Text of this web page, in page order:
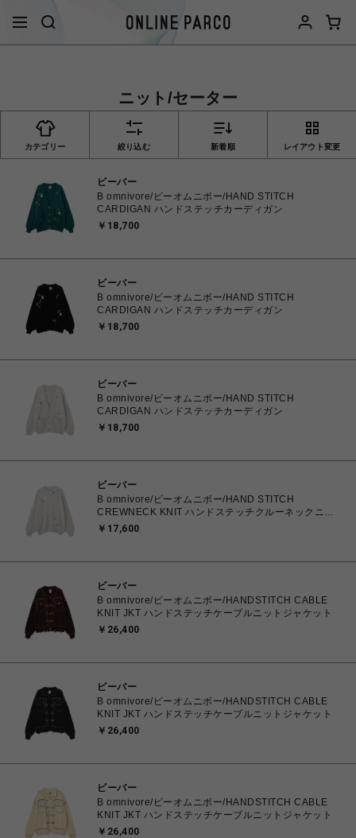
ニット/セーター
カテゴリー 絞り込む 新着順 レイアウト変更
ビーバー
B omnivore/ビーオムニボー/HAND STITCH
CARDIGAN ハンドステッチカーディガン
￥18,700
ビーバー
B omnivore/ビーオムニボー/HAND STITCH
CARDIGAN ハンドステッチカーディガン
￥18,700
ビーバー
B omnivore/ビーオムニボー/HAND STITCH
CARDIGAN ハンドステッチカーディガン
￥18,700
ビーバー
B omnivore/ビーオムニボー/HAND STITCH
CREWNECK KNIT ハンドステッチクルーネックニッ
ト
￥17,600
ビーバー
B omnivore/ビーオムニボー/HANDSTITCH CABLE
KNIT JKT ハンドステッチケーブルニットジャケット
￥26,400
ビーバー
B omnivore/ビーオムニボー/HANDSTITCH CABLE
KNIT JKT ハンドステッチケーブルニットジャケット
￥26,400
ビーバー
B omnivore/ビーオムニボー/HANDSTITCH CABLE
KNIT JKT ハンドステッチケーブルニットジャケット
￥26,400